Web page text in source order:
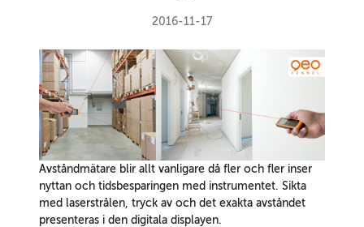
2016-11-17
Avståndmätare blir allt vanligare då fler och fler inser
nyttan och tidsbesparingen med instrumentet. Sikta
med laserstrålen, tryck av och det exakta avståndet
presenteras i den digitala displayen.